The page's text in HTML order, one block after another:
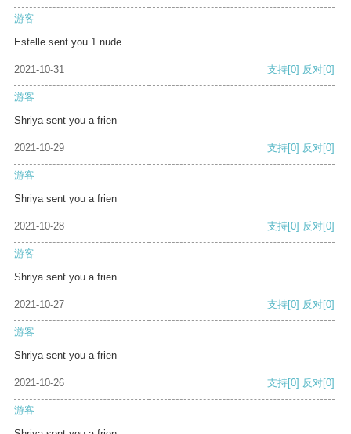
游客
Estelle sent you 1 nude
2021-10-31 支持[0] 反对[0]
游客
Shriya sent you a frien
2021-10-29 支持[0] 反对[0]
游客
Shriya sent you a frien
2021-10-28 支持[0] 反对[0]
游客
Shriya sent you a frien
2021-10-27 支持[0] 反对[0]
游客
Shriya sent you a frien
2021-10-26 支持[0] 反对[0]
游客